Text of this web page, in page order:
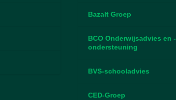
Bazalt Groep
BCO Onderwijsadvies en -
ondersteuning
BVS-schooladvies
CED-Groep